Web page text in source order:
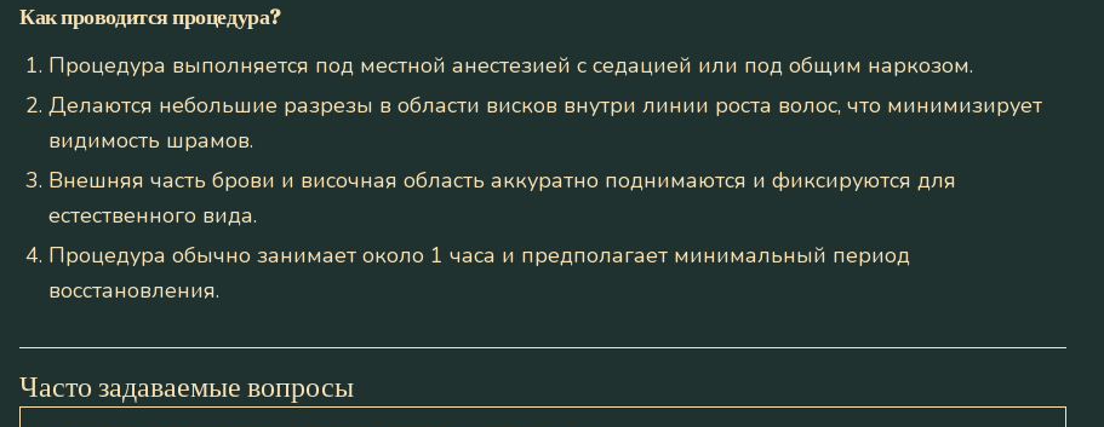
Как проводится процедура?
Процедура выполняется под местной анестезией с седацией или под общим наркозом.
Делаются небольшие разрезы в области висков внутри линии роста волос, что минимизирует
видимость шрамов.
Внешняя часть брови и височная область аккуратно поднимаются и фиксируются для
естественного вида.
Процедура обычно занимает около 1 часа и предполагает минимальный период
восстановления.
Часто задаваемые вопросы